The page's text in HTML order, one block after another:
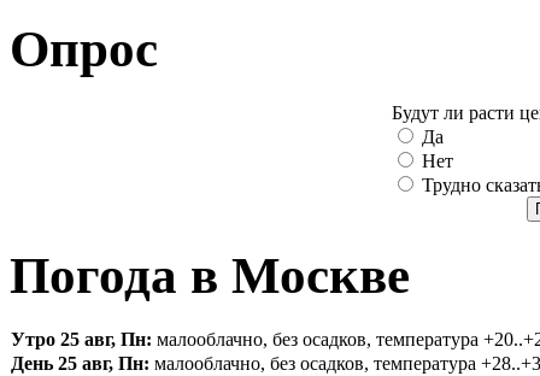
Опрос
Будут ли расти
Да
Нет
Трудно
Погода в Москве
Утро 25 авг, Пн: малооблачно, без осадков, температура
День 25 авг, Пн: малооблачно, без осадков, температура